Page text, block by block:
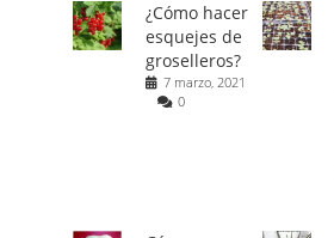
¿Cómo hacer
esquejes de
groselleros?
7 marzo, 2021
0